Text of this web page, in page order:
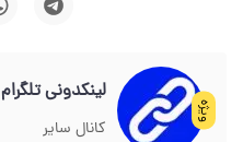
ویژه
لینکدونی تلگرام
کانال سایر